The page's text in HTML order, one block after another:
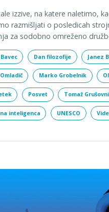
izzive, na katere naletimo,
razmišljati o posledicah
za sodobno omreženo
Dan filozofije Janez
Marko Grobelnik
Posvet Tomaž
inteligenca UNESCO